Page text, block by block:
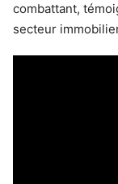
combattant,
secteur